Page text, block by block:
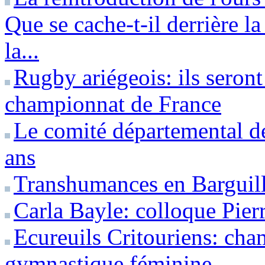
Que se cache-t-il derrière
la...
Rugby ariégeois: ils
championnat de France
Le comité départemental
ans
Transhumances en
Carla Bayle: colloque
Ecureuils Critouriens: